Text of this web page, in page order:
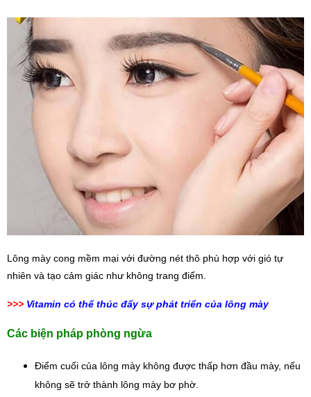
Lông mày cong mềm mại với đường nét thô phù hợp với gió tự
nhiên và tạo cảm giác như không trang điểm.
>>> Vitamin có thể thúc đẩy sự phát triển của lông mày
Các biện pháp phòng ngừa
Điểm cuối của lông mày không được thấp hơn đầu mày, nếu
không sẽ trở thành lông mày bơ phờ.